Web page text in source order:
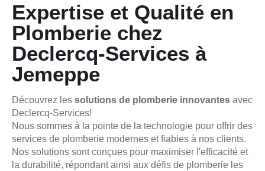
Expertise et Qualité en
Plomberie chez
Declercq-Services à
Jemeppe
Découvrez les solutions de plomberie innovantes avec
Declercq-Services!
Nous sommes à la pointe de la technologie pour offrir des
services de plomberie modernes et fiables à nos clients.
Nos solutions sont conçues pour maximiser l'efficacité et
la durabilité, répondant ainsi aux défis de plomberie les